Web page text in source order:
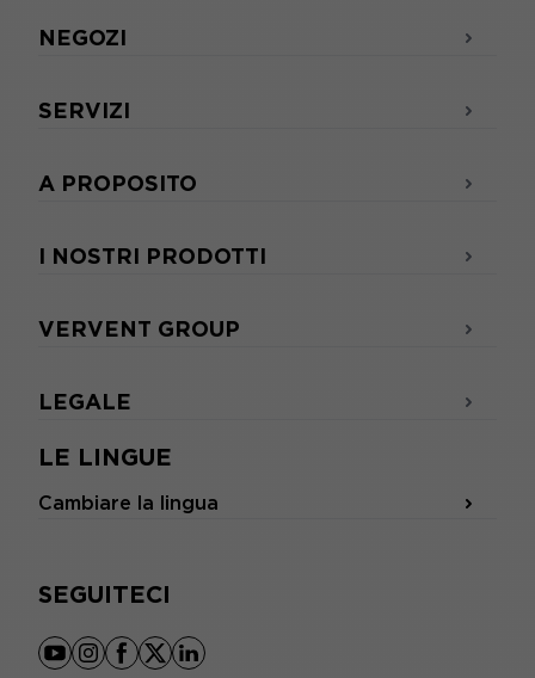
LE LINGUE
Cambiare la lingua
SEGUITECI
youtube
instagram
facebook
x linkedin
NEGOZI
SERVIZI
A PROPOSITO
I NOSTRI PRODOTTI
VERVENT GROUP
LEGALE